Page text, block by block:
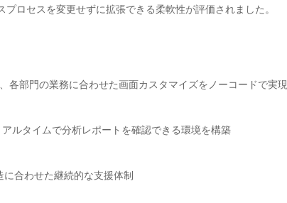
ロセスを変更せずに拡張できる柔軟性が評価されました。
各部門の業務に合わせた画面カスタマイズをノーコードで実現
ルタイムで分析レポートを確認できる環境を構築
合わせた継続的な支援体制